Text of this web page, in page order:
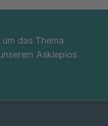
das Thema
Asklepios